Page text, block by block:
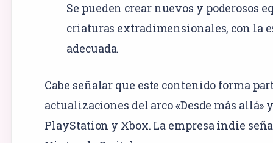
Se pueden crear nuevos y poderosos
criaturas extradimensionales, con la
adecuada.
Cabe señalar que este contenido forma
actualizaciones del arco «Desde más
PlayStation y Xbox. La empresa indie